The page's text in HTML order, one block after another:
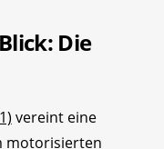
Die
vereint eine
motorisierten